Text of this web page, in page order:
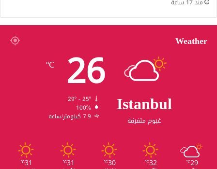
منذ 17 ساعة
Weather
Istanbul
غيوم متفرقة
26
℃
29º - 25º
100%
7.9 كيلومتر/ساعة
29
℃
32
℃
30
℃
31
℃
31
℃